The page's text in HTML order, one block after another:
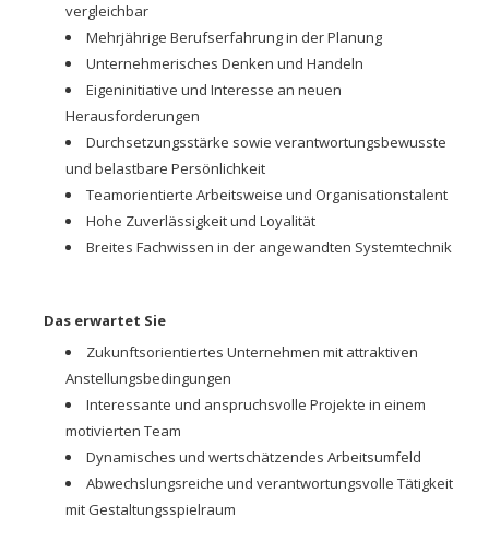
vergleichbar
Mehrjährige Berufserfahrung in der Planung
Unternehmerisches Denken und Handeln
Eigeninitiative und Interesse an neuen
Herausforderungen
Durchsetzungsstärke sowie verantwortungsbewusste
und belastbare Persönlichkeit
Teamorientierte Arbeitsweise und Organisationstalent
Hohe Zuverlässigkeit und Loyalität
Breites Fachwissen in der angewandten Systemtechnik
Das erwartet Sie
Zukunftsorientiertes Unternehmen mit attraktiven
Anstellungsbedingungen
Interessante und anspruchsvolle Projekte in einem
motivierten Team
Dynamisches und wertschätzendes Arbeitsumfeld
Abwechslungsreiche und verantwortungsvolle Tätigkeit
mit Gestaltungsspielraum